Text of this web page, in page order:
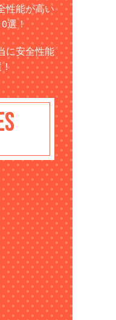
性能が高い
選！
に安全性能